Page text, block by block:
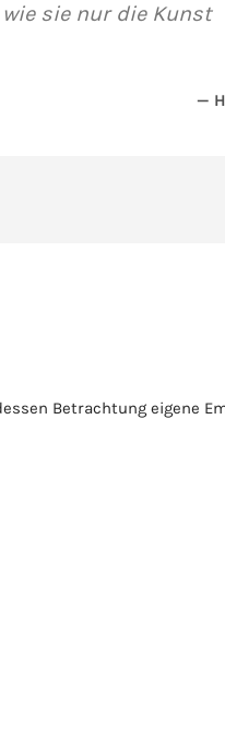
sie nur die Kunst
—
Betrachtung eigene